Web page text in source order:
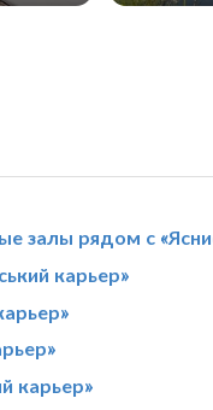
залы рядом с
карьер»
карьер»